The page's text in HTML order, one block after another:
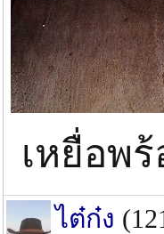
เหยื่อพ
ไต๋ก๋ง